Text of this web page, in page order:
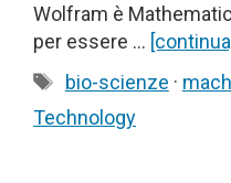
Wolfram è
per essere …
Tag
bio-scienze ·
Technology